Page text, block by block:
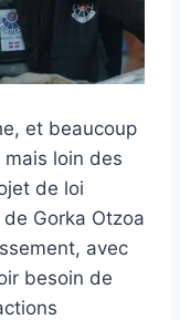
et beaucoup
loin des
de loi
Gorka Otzoa
avec
besoin de